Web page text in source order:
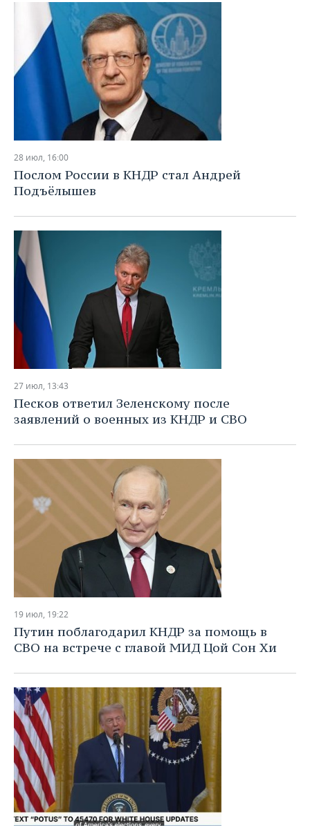
ХОККЕЙ С МЯЧОМ
ПРОИСШЕСТВИЯ
28 июл, 16:00
Послом России в КНДР стал Андрей
Подъёлышев
27 июл, 13:43
Песков ответил Зеленскому после
заявлений о военных из КНДР и СВО
19 июл, 19:22
Путин поблагодарил КНДР за помощь в
СВО на встрече с главой МИД Цой Сон Хи